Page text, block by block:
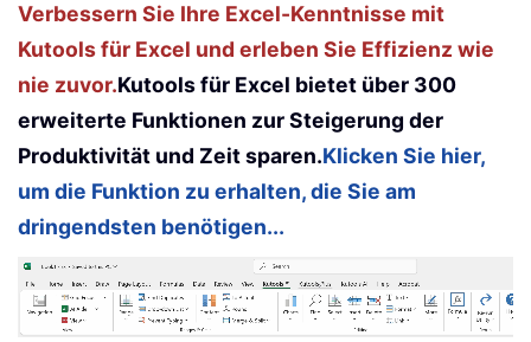
Verbessern Sie Ihre Excel-Kenntnisse mit
Kutools für Excel und erleben Sie Effizienz wie
nie zuvor.Kutools für Excel bietet über 300
erweiterte Funktionen zur Steigerung der
Produktivität und Zeit sparen.Klicken Sie hier,
um die Funktion zu erhalten, die Sie am
dringendsten benötigen...